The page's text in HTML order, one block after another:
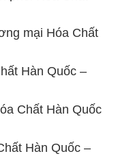
mại Hóa Chất
Hàn Quốc –
Chất Hàn Quốc
Hàn Quốc –